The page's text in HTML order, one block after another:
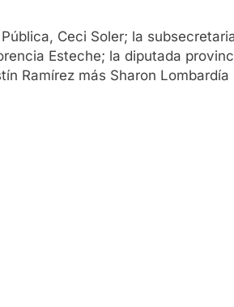
Ceci Soler; la
Esteche; la diputada
Ramírez más Sharon